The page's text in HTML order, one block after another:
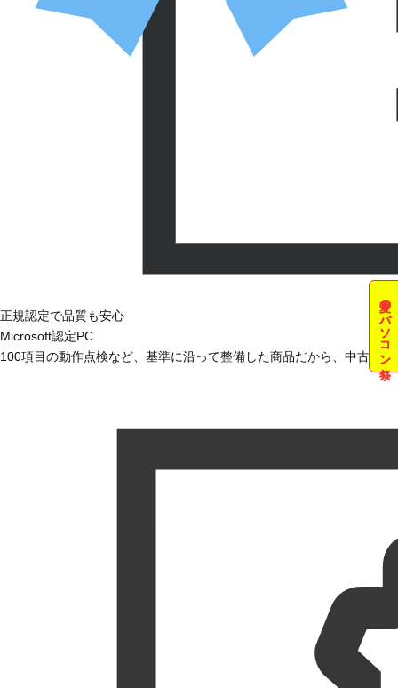
夏のパソコン祭
正規認定で品質も安心
Microsoft認定PC
100項目の動作点検など、基準に沿って整備した商品だから、中古で